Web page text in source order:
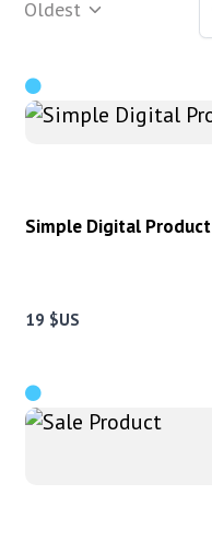
Oldest
Simple Digital Product
19 $US